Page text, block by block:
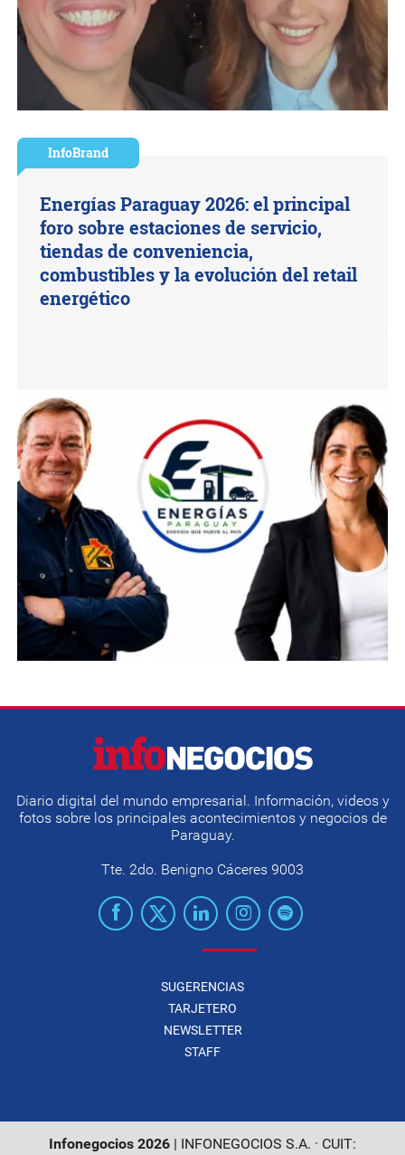
InfoBrand
Energías Paraguay 2026: el principal
foro sobre estaciones de servicio,
tiendas de conveniencia,
combustibles y la evolución del retail
energético
Diario digital del mundo empresarial. Información, videos y
fotos sobre los principales acontecimientos y negocios de
Paraguay.
Tte. 2do. Benigno Cáceres 9003
SUGERENCIAS
TARJETERO
NEWSLETTER
STAFF
Infonegocios 2026 | INFONEGOCIOS S.A. · CUIT: